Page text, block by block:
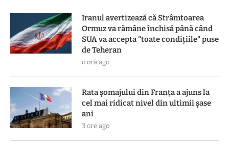
Iranul avertizează că Strâmtoarea
Ormuz va rămâne închisă până când
SUA va accepta "toate condiţiile" puse
de Teheran
o oră ago
Rata șomajului din Franța a ajuns la
cel mai ridicat nivel din ultimii șase
ani
3 ore ago